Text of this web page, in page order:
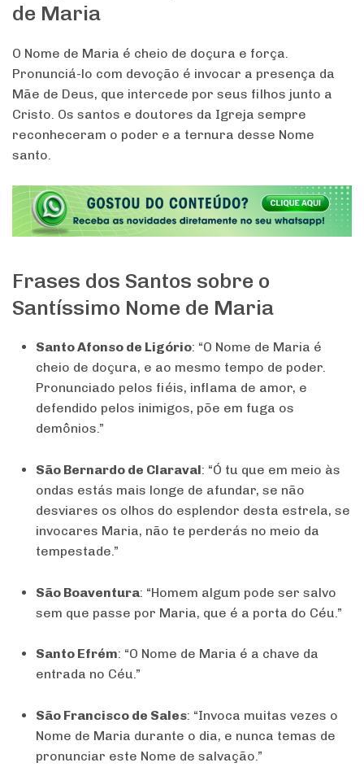
de Maria
O Nome de Maria é cheio de doçura e força.
Pronunciá-lo com devoção é invocar a presença da
Mãe de Deus, que intercede por seus filhos junto a
Cristo. Os santos e doutores da Igreja sempre
reconheceram o poder e a ternura desse Nome
santo.
Frases dos Santos sobre o
Santíssimo Nome de Maria
Santo Afonso de Ligório: “O Nome de Maria é
cheio de doçura, e ao mesmo tempo de poder.
Pronunciado pelos fiéis, inflama de amor, e
defendido pelos inimigos, põe em fuga os
demônios.”
São Bernardo de Claraval: “Ó tu que em meio às
ondas estás mais longe de afundar, se não
desviares os olhos do esplendor desta estrela, se
invocares Maria, não te perderás no meio da
tempestade.”
São Boaventura: “Homem algum pode ser salvo
sem que passe por Maria, que é a porta do Céu.”
Santo Efrém: “O Nome de Maria é a chave da
entrada no Céu.”
São Francisco de Sales: “Invoca muitas vezes o
Nome de Maria durante o dia, e nunca temas de
pronunciar este Nome de salvação.”